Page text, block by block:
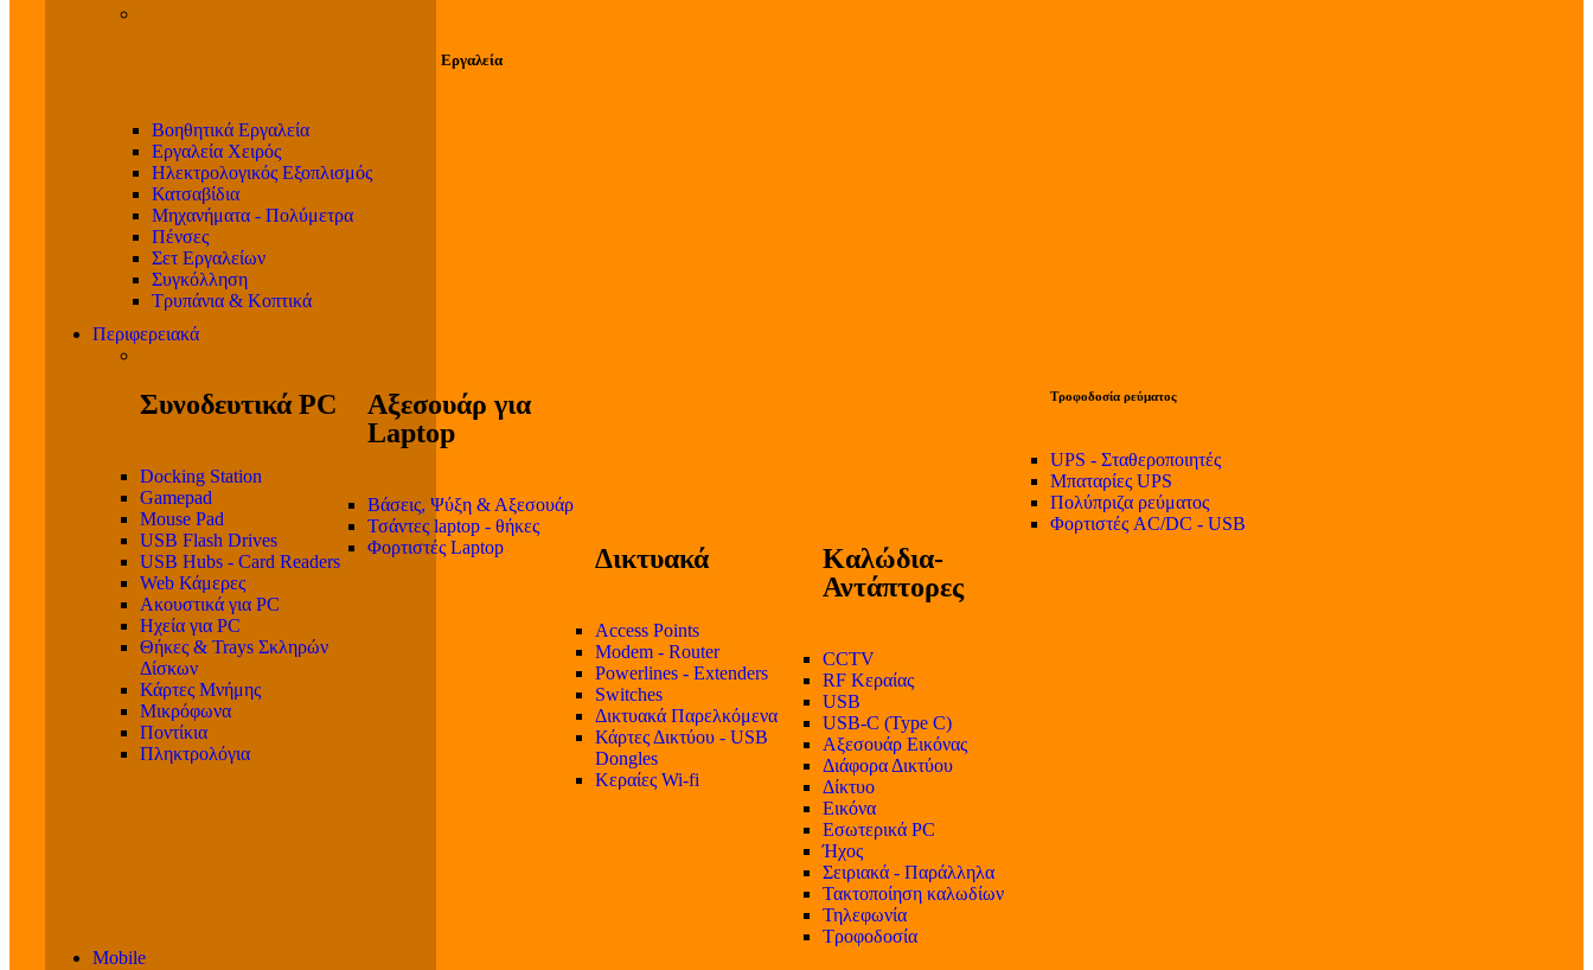
Εργαλεία
Βοηθητικά Εργαλεία
Εργαλεία Χειρός
Ηλεκτρολογικός Εξοπλισμός
Κατσαβίδια
Μηχανήματα - Πολύμετρα
Πένσες
Σετ Εργαλείων
Συγκόλληση
Τρυπάνια & Κοπτικά
Περιφερειακά
Συνοδευτικά PC
Docking Station
Gamepad
Mouse Pad
USB Flash Drives
USB Hubs - Card Readers
Web Κάμερες
Ακουστικά για PC
Ηχεία για PC
Θήκες & Trays Σκληρών
Δίσκων
Κάρτες Μνήμης
Μικρόφωνα
Ποντίκια
Πληκτρολόγια
Αξεσουάρ για
Laptop
Βάσεις, Ψύξη & Αξεσουάρ
Τσάντες laptop - θήκες
Φορτιστές Laptop
Δικτυακά
Access Points
Modem - Router
Powerlines - Extenders
Switches
Δικτυακά Παρελκόμενα
Κάρτες Δικτύου - USB
Dongles
Κεραίες Wi-fi
Καλώδια-
Αντάπτορες
CCTV
RF Κεραίας
USB
USB-C (Type C)
Αξεσουάρ Εικόνας
Διάφορα Δικτύου
Δίκτυο
Εικόνα
Εσωτερικά PC
Ήχος
Σειριακά - Παράλληλα
Τακτοποίηση καλωδίων
Τηλεφωνία
Τροφοδοσία
Τροφοδοσία ρεύματος
UPS - Σταθεροποιητές
Μπαταρίες UPS
Πολύπριζα ρεύματος
Φορτιστές AC/DC - USB
Mobile